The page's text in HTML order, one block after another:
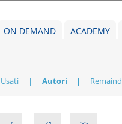
ACADEMY
ON DEMAND
Usati Autori